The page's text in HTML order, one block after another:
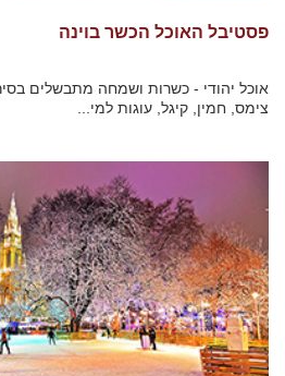
פסטיבל האוכל הכשר בוינה
אוכל יהודי - כשרות ושמחה מתבשלים
צימס, חמין, קיגל, עוגות למי...